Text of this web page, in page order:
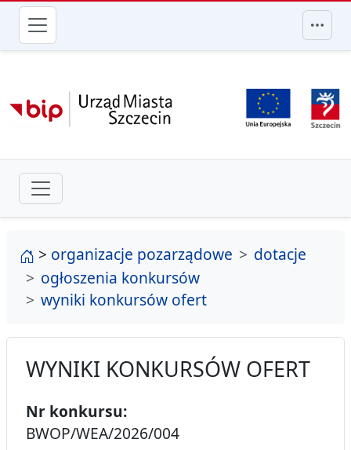
przejdź do głównego menu
strona główna
> organizacje pozarządowe
dotacje
ogłoszenia konkursów
wyniki konkursów ofert
WYNIKI KONKURSÓW OFERT
Nr konkursu:
BWOP/WEA/2026/004